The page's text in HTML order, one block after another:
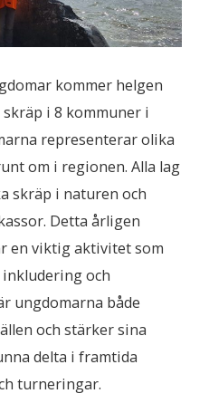
kommer helgen
i 8 kommuner i
representerar olika
om i regionen. Alla lag
skräp i naturen och
Detta årligen
en viktig aktivitet som
och
ungdomarna både
och stärker sina
delta i framtida
turneringar.